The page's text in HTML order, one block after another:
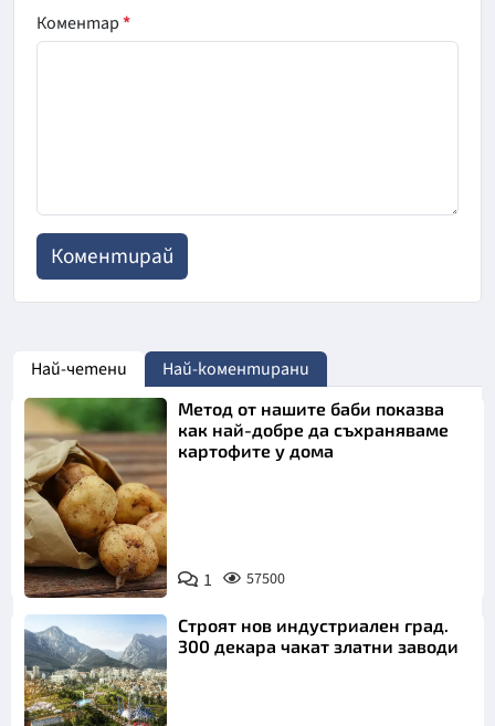
Коментар*
Най-четени Най-коментирани
Снимка:
Пиксабей
Метод от нашите баби показва
как най-добре да съхраняваме
картофите у дома
1 57500
Строят нов индустриален град.
300 декара чакат златни заводи